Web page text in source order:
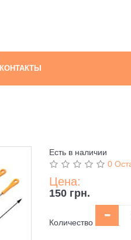
КОНТАКТЫ
Есть в наличии
0
Цена:
150 грн.
Количество